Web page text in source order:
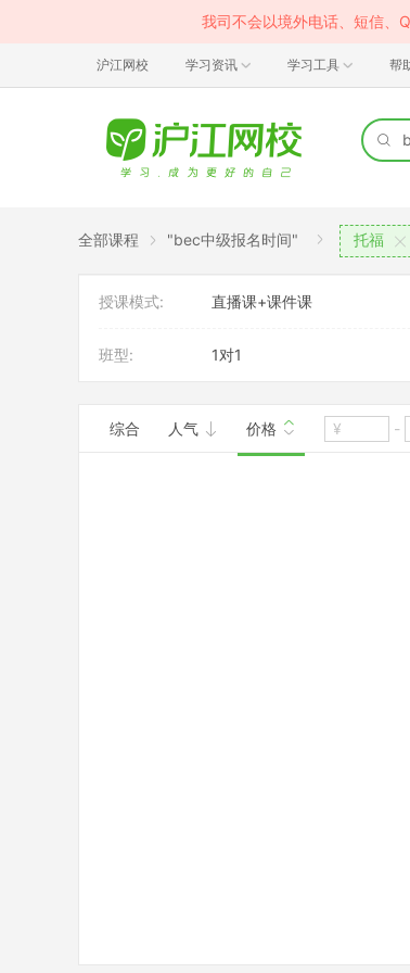
我司不会以境外电话、短信、
沪江网校 学习资讯 学习工具 帮
全部课程 "bec中级报名时间" 托福
授课模式: 直播课+课件课
班型: 1对1
综合 人气 价格 -